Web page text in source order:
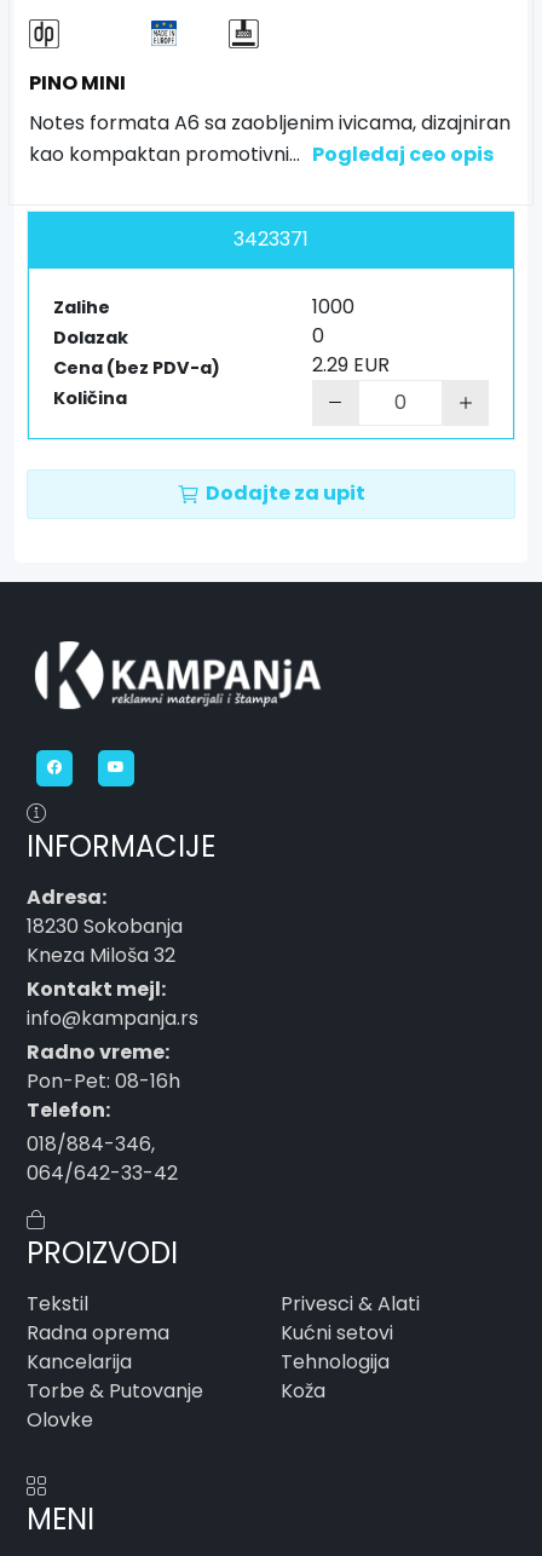
PINO MINI
Notes formata A6 sa zaobljenim ivicama, dizajniran
kao kompaktan promotivni... Pogledaj ceo opis
3423371
Zalihe
Dolazak
Cena (bez PDV-a)
Količina
1000
0
2.29 EUR
Dodajte za upit
INFORMACIJE
Adresa:
18230 Sokobanja
Kneza Miloša 32
Kontakt mejl:
info@kampanja.rs
Radno vreme:
Pon-Pet: 08-16h
Telefon:
018/884-346,
064/642-33-42
PROIZVODI
Tekstil
Radna oprema
Kancelarija
Torbe & Putovanje
Olovke
Privesci & Alati
Kućni setovi
Tehnologija
Koža
MENI